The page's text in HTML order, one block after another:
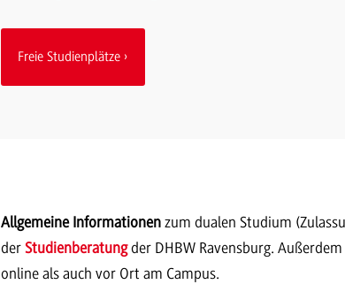
Freie Studienplätze
Allgemeine Informationenzum dualen Studium
der Studienberatungder DHBW Ravensburg.
online als auch vor Ort am Campus.